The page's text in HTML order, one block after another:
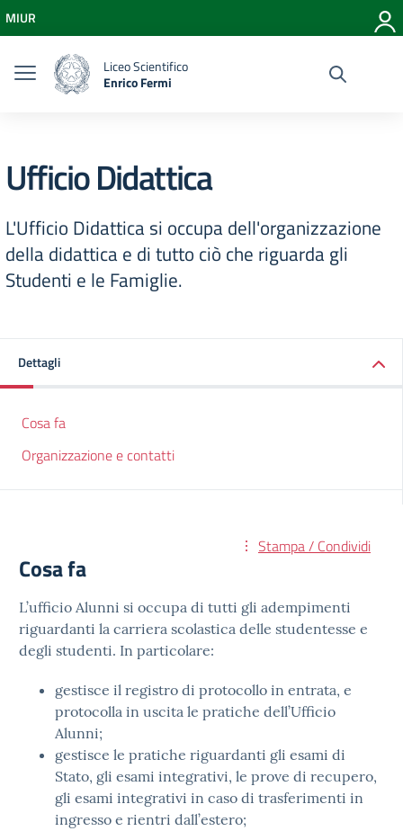
Vai al menu di navigazione
Vai al footer
MIUR
Liceo Scientifico
Enrico Fermi
Ufficio Didattica
L'Ufficio Didattica si occupa dell'organizzazione
della didattica e di tutto ciò che riguarda gli
Studenti e le Famiglie.
Dettagli
Cosa fa
Organizzazione e contatti
Stampa / Condividi
Cosa fa
L’ufficio Alunni si occupa di tutti gli adempimenti
riguardanti la carriera scolastica delle studentesse e
degli studenti. In particolare:
gestisce il registro di protocollo in entrata, e
protocolla in uscita le pratiche dell’Ufficio
Alunni;
gestisce le pratiche riguardanti gli esami di
Stato, gli esami integrativi, le prove di recupero,
gli esami integrativi in caso di trasferimenti in
ingresso e rientri dall’estero;